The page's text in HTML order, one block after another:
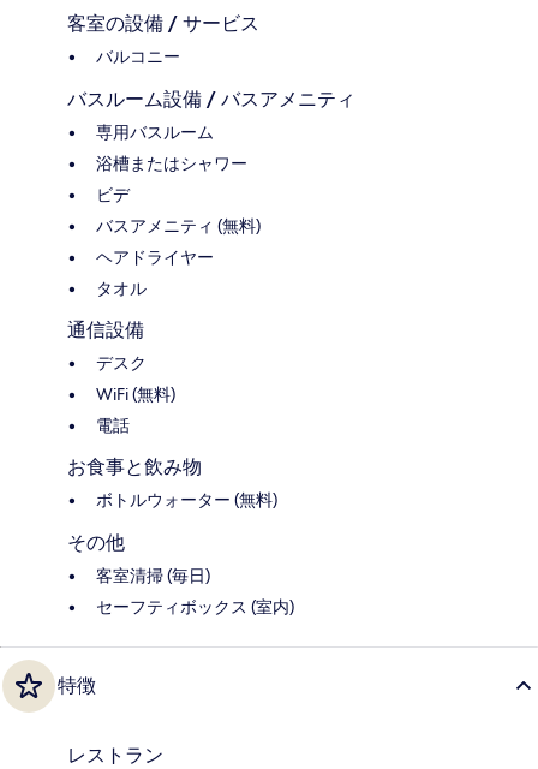
客室の設備 / サービス
バルコニー
バスルーム設備 / バスアメニティ
専用バスルーム
浴槽またはシャワー
ビデ
バスアメニティ (無料)
ヘアドライヤー
タオル
通信設備
デスク
WiFi (無料)
電話
お食事と飲み物
ボトルウォーター (無料)
その他
客室清掃 (毎日)
セーフティボックス (室内)
特徴
レストラン